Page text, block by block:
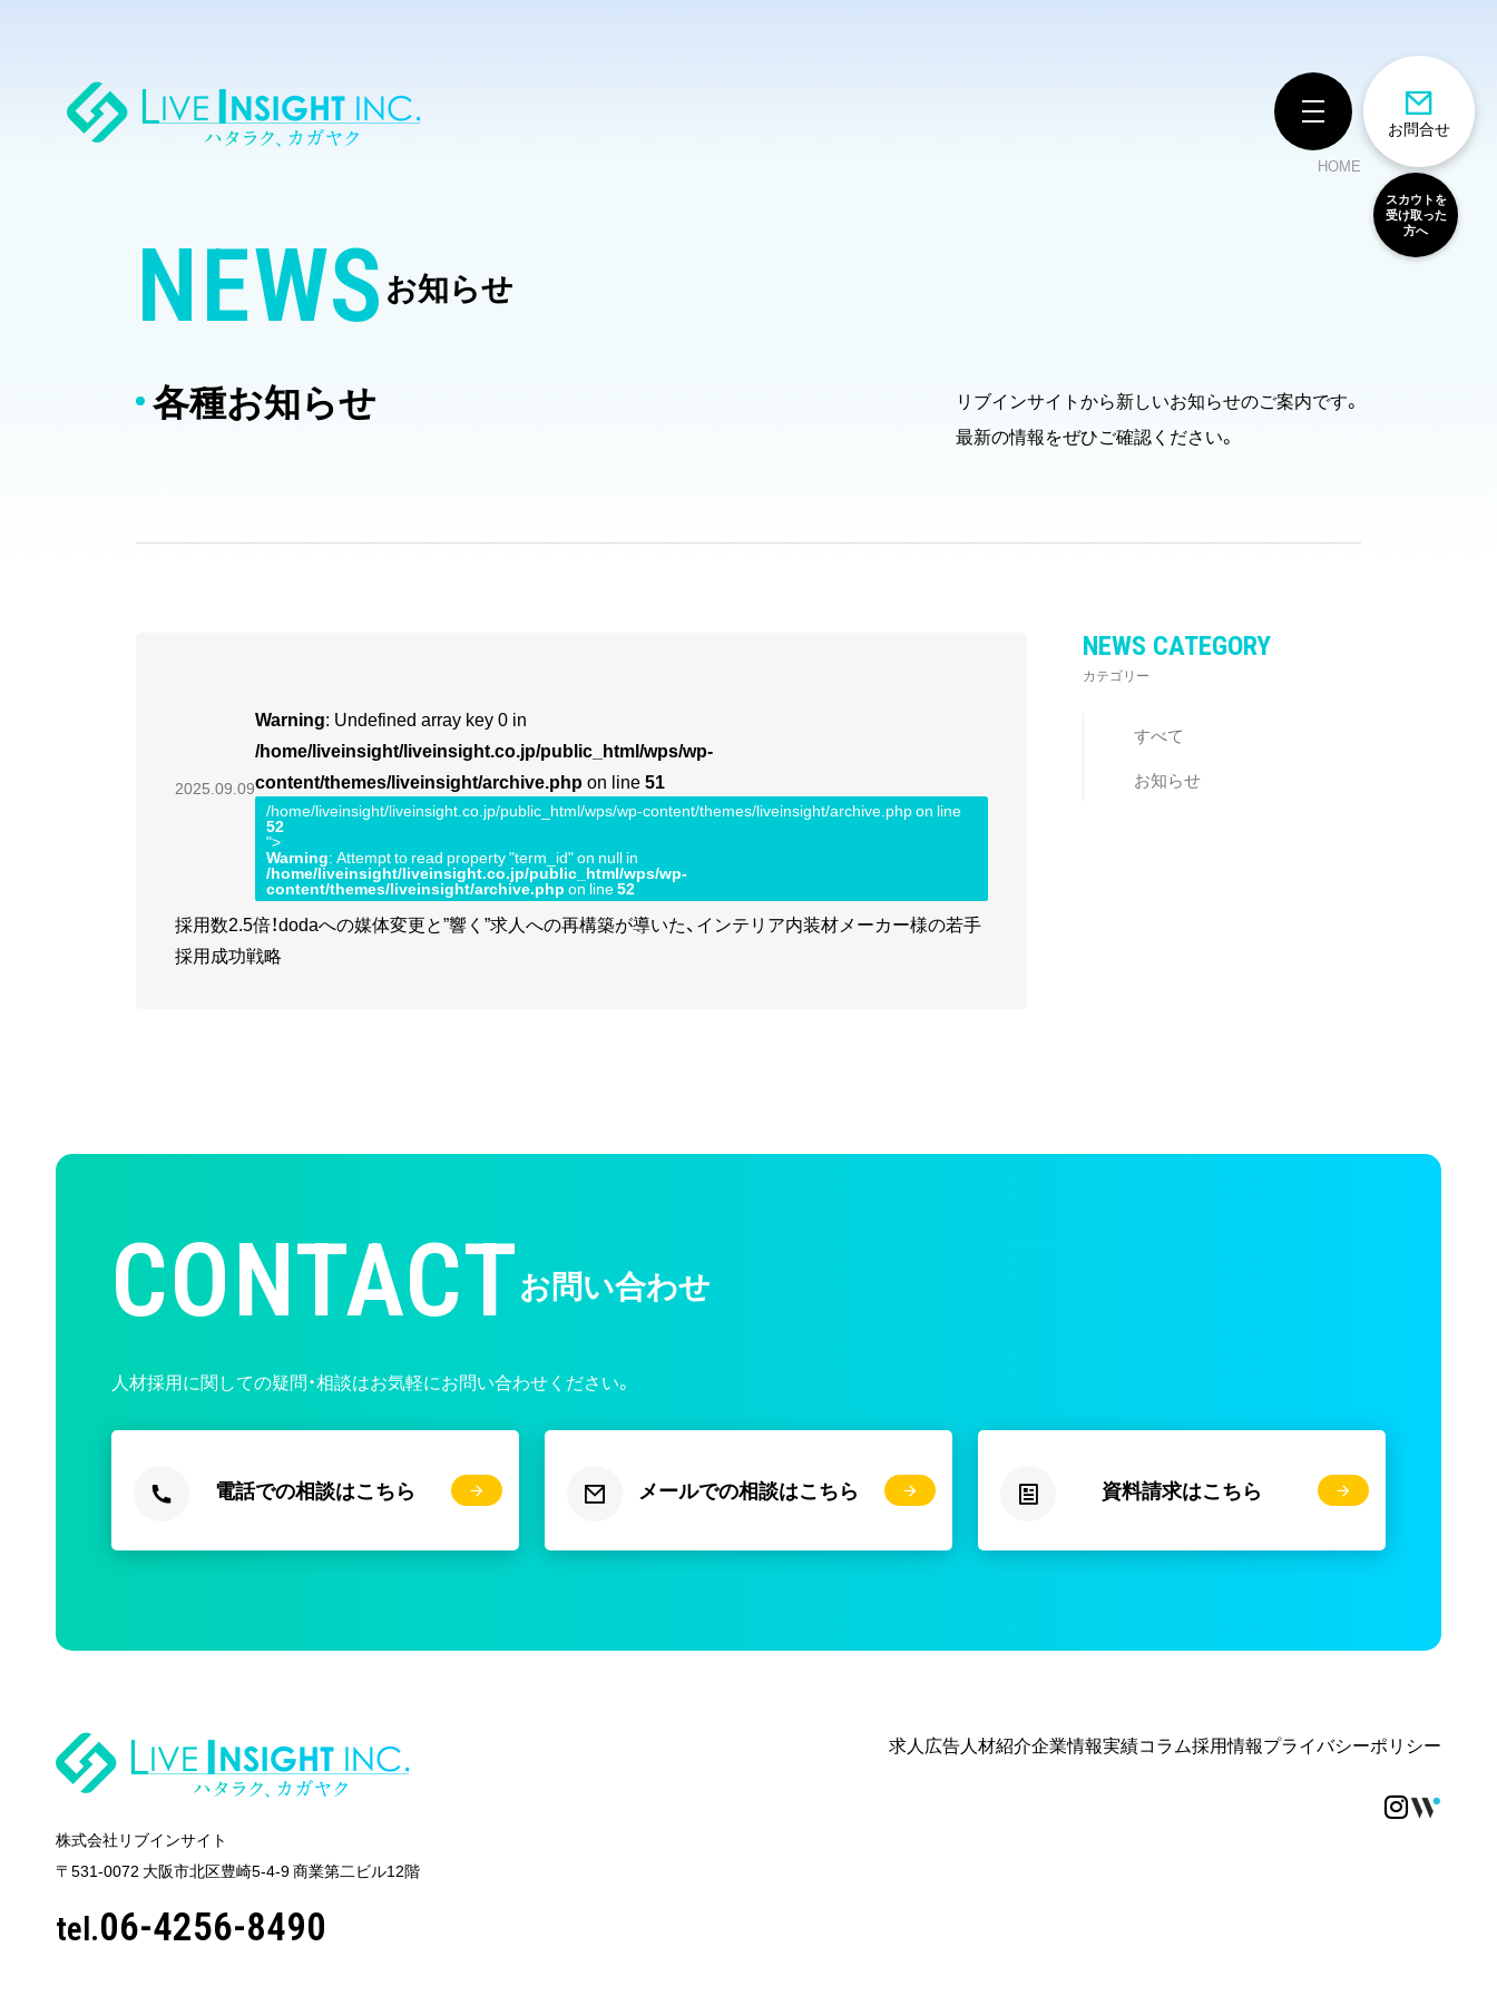
スカウトを
受け取った
方へ
お問合せ
HOME
NEWSお知らせ
各種お知らせ
リブインサイトから新しいお知らせのご案内です。
最新の情報をぜひご確認ください。
2025.09.09
Warning: Undefined array key 0 in
/home/liveinsight/liveinsight.co.jp/public_html/wps/wp-
content/themes/liveinsight/archive.phpon line51
/home/liveinsight/liveinsight.co.jp/public_html/wps/wp-content/themes/liveinsight/archive.php on line
52
">
Warning: Attempt to read property "term_id" on null in
/home/liveinsight/liveinsight.co.jp/public_html/wps/wp-
content/themes/liveinsight/archive.php on line52
採用数2.5倍！dodaへの媒体変更と”響く”求人への再構築が導いた、インテリア内装材メーカー様の若手
採用成功戦略
NEWS CATEGORY
カテゴリー
すべて
お知らせ
CONTACTお問い合わせ
人材採用に関しての疑問・相談はお気軽にお問い合わせください。
電話での相談はこちら メールでの相談はこちら 資料請求はこちら
株式会社リブインサイト
〒531-0072 大阪市北区豊崎5-4-9商業第二ビル12階
tel.06-4256-8490
求人広告人材紹介企業情報実績コラム採用情報プライバシーポリシー